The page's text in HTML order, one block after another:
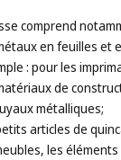
comprend
en feuilles et
: pour les
de
métalliques;
articles de
les